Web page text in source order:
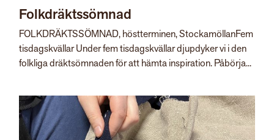
Folkdräktssömnad
FOLKDRÄKTSSÖMNAD, höstterminen, StockamöllanFem
tisdagskvällar Under fem tisdagskvällar djupdyker vi i den
folkliga dräktsömnaden för att hämta inspiration. Påbörja...